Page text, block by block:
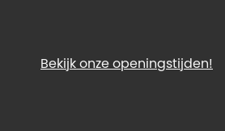
Bekijk onze openingstijden!